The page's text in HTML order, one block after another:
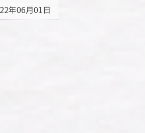
年06月01日